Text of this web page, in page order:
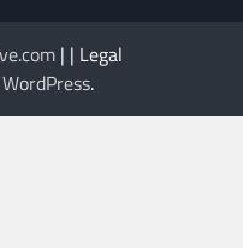
| | Legal
WordPress.